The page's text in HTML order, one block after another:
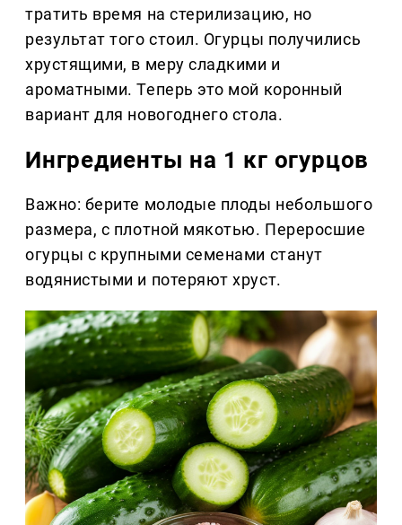
тратить время на стерилизацию, но
результат того стоил. Огурцы получились
хрустящими, в меру сладкими и
ароматными. Теперь это мой коронный
вариант для новогоднего стола.
Ингредиенты на 1 кг огурцов
Важно: берите молодые плоды небольшого
размера, с плотной мякотью. Переросшие
огурцы с крупными семенами станут
водянистыми и потеряют хруст.